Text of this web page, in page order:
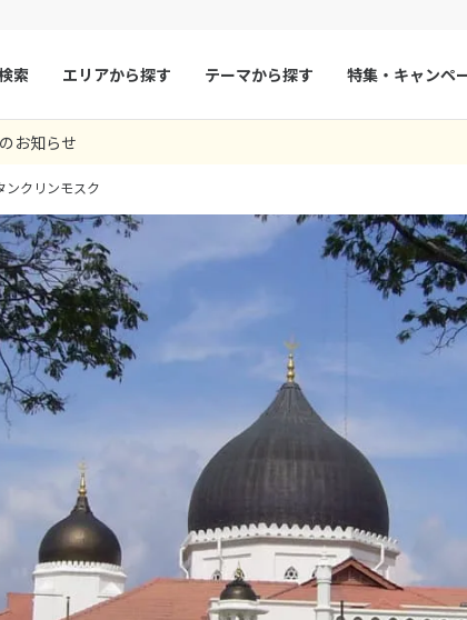
索 エリアから探す
ルクセンブルク イギリス
オースト
ド
スロヴァキア アイスラ
デン
デンマーク ノルウェー
モンテネグロ
ア
ボスニア・ヘルツェゴビナ
テーマから探す 特集・キャンペ
お知らせ
ンクリンモスク